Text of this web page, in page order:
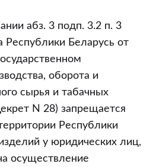
абз. 3 подп. 3.2 п. 3
Республики Беларусь от
оборота и
сырья и табачных
N 28) запрещается
Республики
у юридических лиц,
осуществление